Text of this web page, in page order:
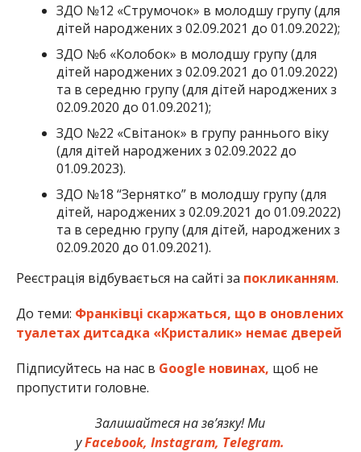
ЗДО №12 «Струмочок» в молодшу групу (для
дітей народжених з 02.09.2021 до 01.09.2022);
ЗДО №6 «Колобок» в молодшу групу (для
дітей народжених з 02.09.2021 до 01.09.2022)
та в середню групу (для дітей народжених з
02.09.2020 до 01.09.2021);
ЗДО №22 «Світанок» в групу раннього віку
(для дітей народжених з 02.09.2022 до
01.09.2023).
ЗДО №18 “Зернятко” в молодшу групу (для
дітей, народжених з 02.09.2021 до 01.09.2022)
та в середню групу (для дітей, народжених з
02.09.2020 до 01.09.2021).
Реєстрація відбувається на сайті за покликанням.
До теми: Франківці скаржаться, що в оновлених
туалетах дитсадка «Кристалик» немає дверей
Підписуйтесь на нас в Google новинах, щоб не
пропустити головне.
Залишайтеся на зв’язку! Ми
уFacebook, Instagram, Telegram.